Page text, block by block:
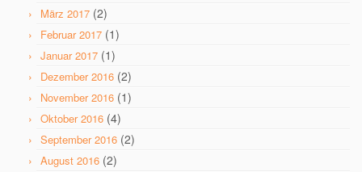
März 2017 (2)
Februar 2017 (1)
Januar 2017 (1)
Dezember 2016 (2)
November 2016 (1)
Oktober 2016 (4)
September 2016 (2)
August 2016 (2)